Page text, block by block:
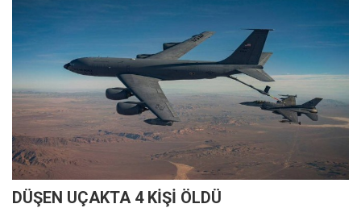
DÜŞEN UÇAKTA 4 KİŞİ ÖLDÜ